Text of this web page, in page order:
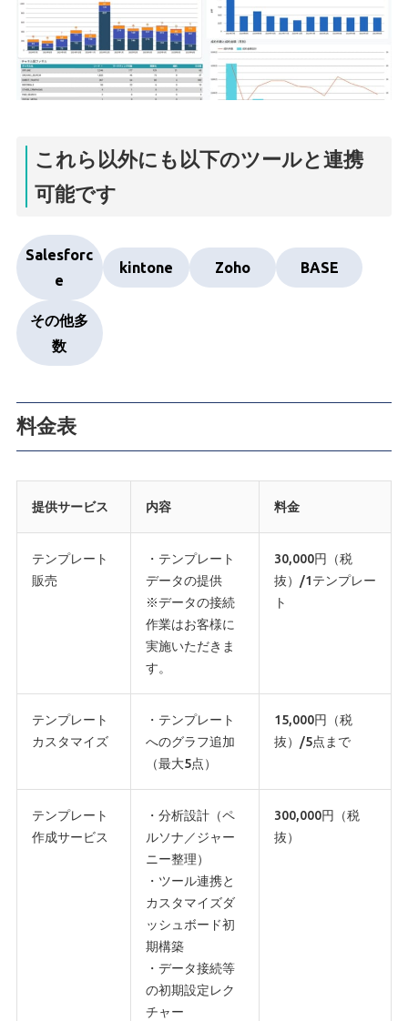
これら以外にも以下のツールと連携
可能です
Salesforc
e
kintone Zoho BASE
その他多
数
料金表
提供サービス 内容 料金
テンプレート
販売
・テンプレート
データの提供
※データの接続
作業はお客様に
実施いただきま
す。
30,000円（税
抜）/1テンプレー
ト
テンプレート
カスタマイズ
・テンプレート
へのグラフ追加
（最大5点）
15,000円（税
抜）/5点まで
テンプレート
作成サービス
・分析設計（ペ
ルソナ／ジャー
ニー整理）
・ツール連携と
カスタマイズダ
ッシュボード初
期構築
・データ接続等
の初期設定レク
チャー
300,000円（税
抜）